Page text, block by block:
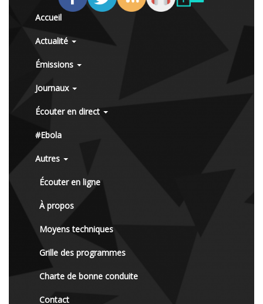
Accueil
Actualité
Émissions
Journaux
Écouter en direct
#Ebola
Autres
Écouter en ligne
À propos
Moyens techniques
Grille des programmes
Charte de bonne conduite
Contact